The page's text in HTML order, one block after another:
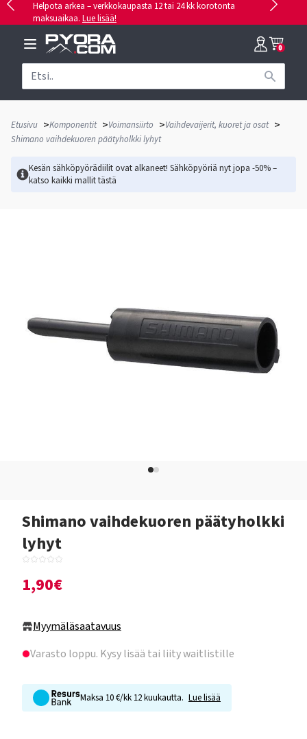
Helpota arkea – verkkokaupasta 12 tai 24 kk korotonta
maksuaikaa. Lue lisää!
0
Etusivu >Komponentit >Voimansiirto >Vaihdevaijerit, kuoret ja osat >
Shimano vaihdekuoren päätyholkki lyhyt
Kesän sähköpyörädiilit ovat alkaneet! Sähköpyöriä nyt jopa -50% –
katso kaikki mallittästä
Shimano vaihdekuoren päätyholkki
lyhyt
1,90€
Myymäläsaatavuus
Varasto loppu. Kysy lisää tai liity waitlistille
Maksa 10 €/kk 12 kuukautta. Lue lisää